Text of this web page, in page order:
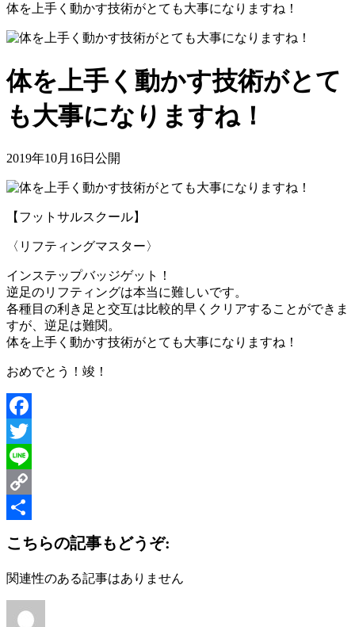
体を上手く動かす技術がとても大事になりますね！
体を上手く動かす技術がとて
も大事になりますね！
2019年10月16日公開
【フットサルスクール】
〈リフティングマスター〉
インステップバッジゲット！
逆足のリフティングは本当に難しいです。
各種目の利き足と交互は比較的早くクリアすることができま
すが、逆足は難関。
体を上手く動かす技術がとても大事になりますね！
おめでとう！竣！
Facebook
Twitter
Line
Copy
こちらの記事もどうぞ:
関連性のある記事はありません